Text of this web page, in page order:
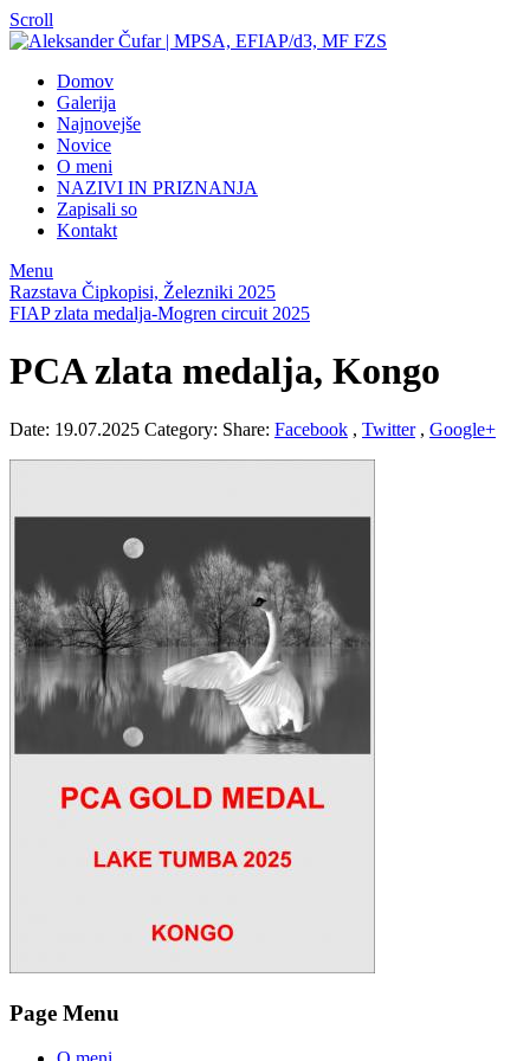
Scroll
Domov
Galerija
Najnovejše
Novice
O meni
NAZIVI IN PRIZNANJA
Zapisali so
Kontakt
Menu
Razstava Čipkopisi, Železniki 2025
FIAP zlata medalja-Mogren circuit 2025
PCA zlata medalja, Kongo
Date: 19.07.2025 Category: Share: Facebook , Twitter, Google+
Page Menu